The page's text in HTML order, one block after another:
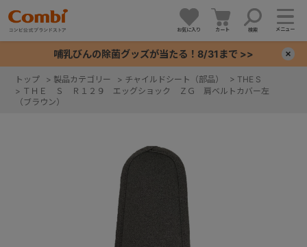
お気に入り カート 検索 メニュー
哺乳びんの除菌グッズが当たる！8/31まで >>
トップ > 製品カテゴリー > チャイルドシート（部品） > THE S
> ＴＨＥ Ｓ Ｒ１２９ エッグショック ＺＧ 肩ベルトカバー左
（ブラウン）